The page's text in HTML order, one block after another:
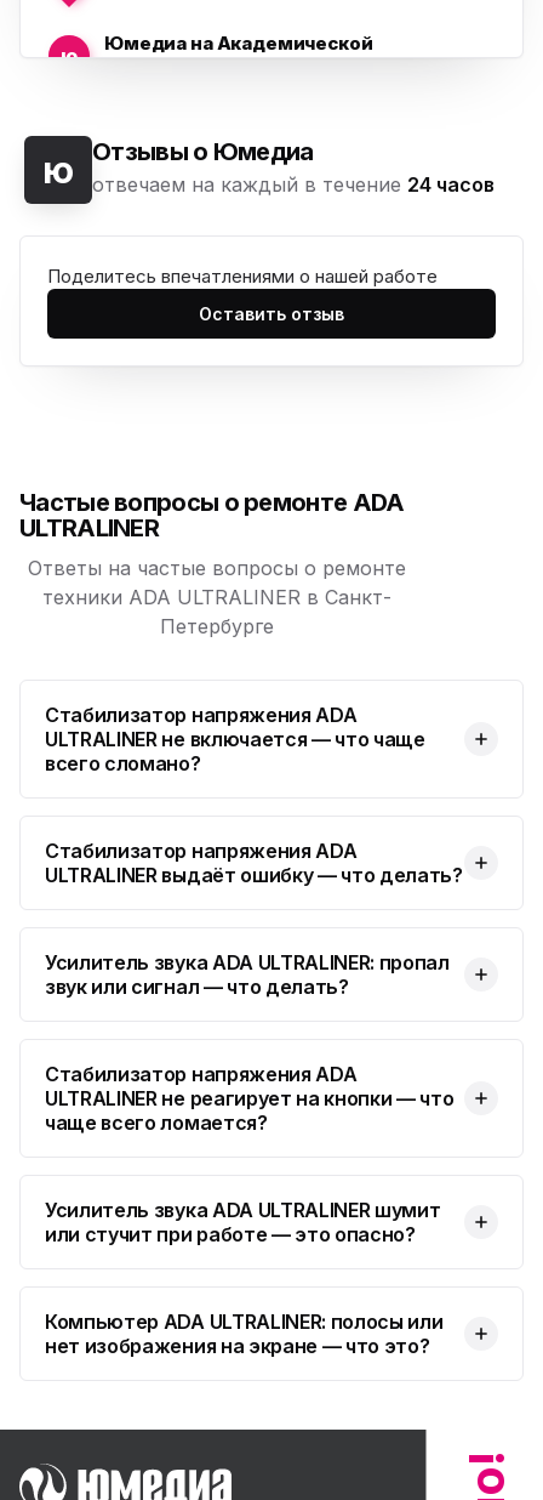
ю
Юмедиа на Академической
ю Морская набережная, 35
ю
Юмедиа на Наставников
ю
Юмедиа на Дыбенко
ю
Юмедиа на Международной
ул. Белы Куна, 24к1
ю
Юмедиа в Купчино
ул. Будапештская, 87-3
ю
Юмедиа во Всеволожске
пр. Христиновский 28, Всеволожск
ю Отзывы о Юмедиа
отвечаем на каждый в течение 24 часов
Поделитесь впечатлениями о нашей работе
Оставить отзыв
Частые вопросы о ремонте ADA
ULTRALINER
Ответы на частые вопросы о ремонте
техники ADA ULTRALINER в Санкт-
Петербурге
Стабилизатор напряжения ADA
ULTRALINER не включается — что чаще
всего сломано?
Стабилизатор напряжения ADA
ULTRALINER выдаёт ошибку — что делать?
Усилитель звука ADA ULTRALINER: пропал
звук или сигнал — что делать?
Стабилизатор напряжения ADA
ULTRALINER не реагирует на кнопки — что
чаще всего ломается?
Усилитель звука ADA ULTRALINER шумит
или стучит при работе — это опасно?
Компьютер ADA ULTRALINER: полосы или
нет изображения на экране — что это?